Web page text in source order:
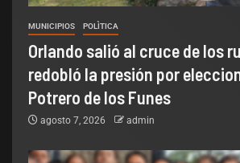
MUNICIPIOS POLÌTICA
Orlando salió al cruce de los
redobló la presión por
Potrero de los Funes
agosto 7, 2026 admin